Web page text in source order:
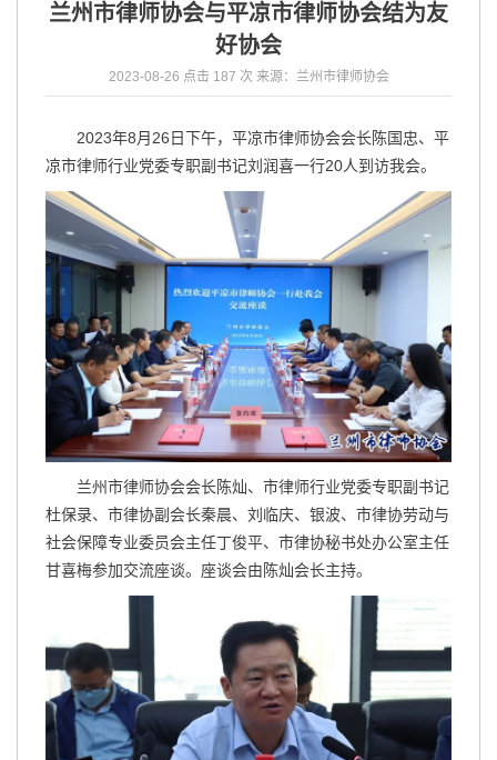
兰州市律师协会与平凉市律师协会结为友
好协会
2023-08-26 点击 187 次 来源：兰州市律师协会
2023年8月26日下午，平凉市律师协会会长陈国忠、平
凉市律师行业党委专职副书记刘润喜一行20人到访我会。
兰州市律师协会会长陈灿、市律师行业党委专职副书记
杜保录、市律协副会长秦晨、刘临庆、银波、市律协劳动与
社会保障专业委员会主任丁俊平、市律协秘书处办公室主任
甘喜梅参加交流座谈。座谈会由陈灿会长主持。